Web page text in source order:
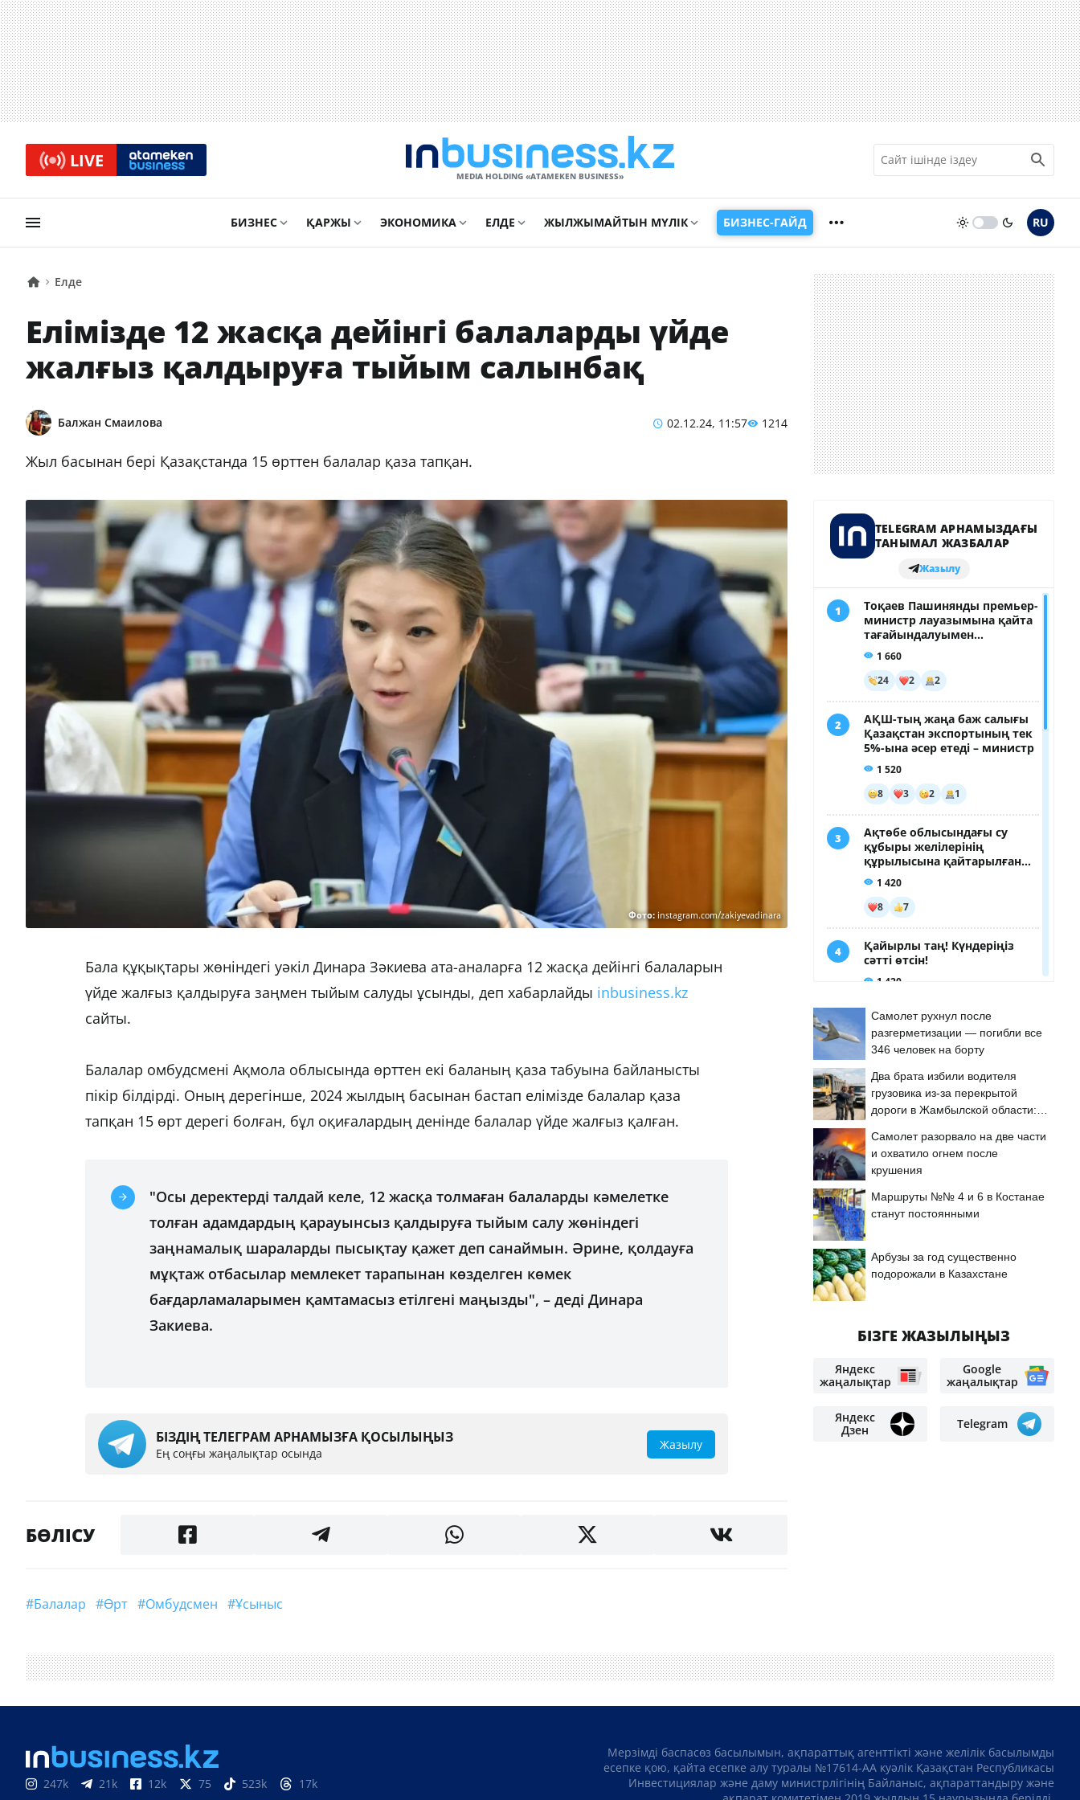
LIVE
MEDIA HOLDING «ATAMEKЕN BUSINESS»
БИЗНЕС ҚАРЖЫ ЭКОНОМИКА ЕЛДЕ ЖЫЛЖЫМАЙТЫН МҮЛІК БИЗНЕС-ГАЙД RU
Елде
Елімізде 12 жасқа дейінгі балаларды үйде
жалғыз қалдыруға тыйым салынбақ
Балжан Смаилова 02.12.24, 11:57 1214
Жыл басынан бері Қазақстанда 15 өрттен балалар қаза тапқан.
Фото: instagram.com/zakiyevadinara
Бала құқықтары жөніндегі уәкіл Динара Зәкиева ата-аналарға 12 жасқа дейінгі балаларын
үйде жалғыз қалдыруға заңмен тыйым салуды ұсынды, деп хабарлайды inbusiness.kz
сайты.
Балалар омбудсмені Ақмола облысында өрттен екі баланың қаза табуына байланысты
пікір білдірді. Оның дерегінше, 2024 жылдың басынан бастап елімізде балалар қаза
тапқан 15 өрт дерегі болған, бұл оқиғалардың денінде балалар үйде жалғыз қалған.
"Осы деректерді талдай келе, 12 жасқа толмаған балаларды кәмелетке
толған адамдардың қарауынсыз қалдыруға тыйым салу жөніндегі
заңнамалық шараларды пысықтау қажет деп санаймын. Әрине, қолдауға
мұқтаж отбасылар мемлекет тарапынан көзделген көмек
бағдарламаларымен қамтамасыз етілгені маңызды", – деді Динара
Закиева.
БІЗДІҢ ТЕЛЕГРАМ АРНАМЫЗҒА ҚОСЫЛЫҢЫЗ
Ең соңғы жаңалықтар осында
Жазылу
БӨЛІСУ
#Балалар #өрт #омбудсмен #ұсыныс
Самолет рухнул после
разгерметизации — погибли все
346 человек на борту
Два брата избили водителя
грузовика из-за перекрытой
дороги в Жамбылской области:
Самолет разорвало на две части
и охватило огнем после
крушения
Маршруты №№ 4 и 6 в Костанае
станут постоянными
Арбузы за год существенно
подорожали в Казахстане
БІЗГЕ ЖАЗЫЛЫҢЫЗ
Яндекс
жаңалықтар
Google
жаңалықтар
Яндекс
Дзен
Telegram
247k 21k 12k 75 523k 17k
Мерзімді баспасөз басылымын, ақпараттық агенттікті және желілік басылымды
есепке қою, қайта есепке алу туралы №17614-АА куәлік Қазақстан Республикасы
Инвестициялар және даму министрлігінің Байланыс, ақпараттандыру және